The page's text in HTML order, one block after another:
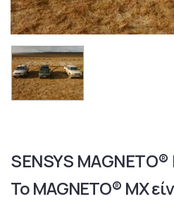
SENSYS MAGNETO®
Το MAGNETO® MX